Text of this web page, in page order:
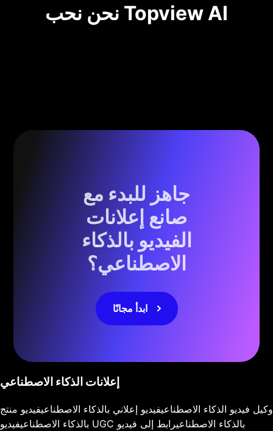
نحن نحب Topview AI
جاهز للبدء مع
صانع إعلانات
الفيديو بالذكاء
الاصطناعي؟
ابدأ مجانًا
إعلانات الذكاء الاصطناعي
وكيل فيديو الذكاء الاصطناعيفيديو إعلاني بالذكاء الاصطناعيفيديو منتج
بالذكاء الاصطناعي
فيديو UGC بالذكاء الاصطناعيرابط إلى فيديو